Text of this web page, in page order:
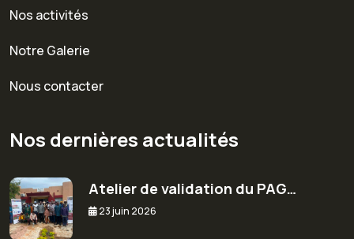
Nos activités
Notre Galerie
Nous contacter
Nos dernières actualités
Atelier de validation du PAG…
23 juin 2026